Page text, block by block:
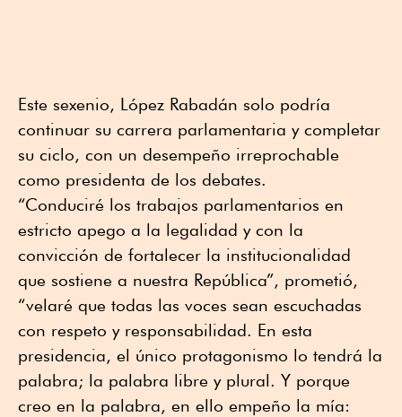
Este sexenio, López Rabadán solo podría
continuar su carrera parlamentaria y completar
su ciclo, con un desempeño irreprochable
como presidenta de los debates.
“Conduciré los trabajos parlamentarios en
estricto apego a la legalidad y con la
convicción de fortalecer la institucionalidad
que sostiene a nuestra República”, prometió,
“velaré que todas las voces sean escuchadas
con respeto y responsabilidad. En esta
presidencia, el único protagonismo lo tendrá la
palabra; la palabra libre y plural. Y porque
creo en la palabra, en ello empeño la mía: